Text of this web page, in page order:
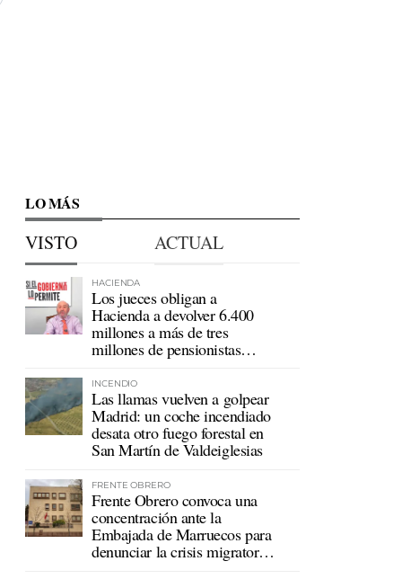
LO MÁS
VISTO ACTUAL
HACIENDA
Los jueces obligan a
Hacienda a devolver 6.400
millones a más de tres
millones de pensionistas
INCENDIO
Las llamas vuelven a golpear
Madrid: un coche incendiado
desata otro fuego forestal en
San Martín de Valdeiglesias
FRENTE OBRERO
Frente Obrero convoca una
concentración ante la
Embajada de Marruecos para
denunciar la crisis migratoria